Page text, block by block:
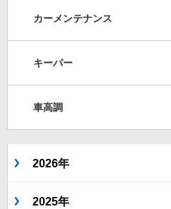
カーメンテナンス
キーパー
車高調
2026年
2025年